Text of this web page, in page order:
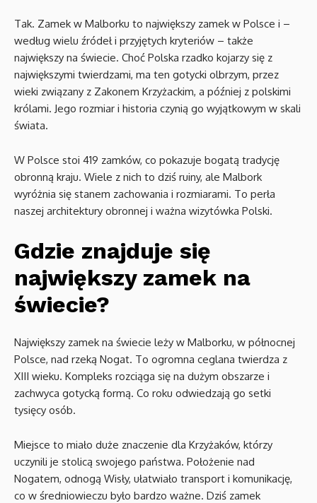
Tak. Zamek w Malborku to największy zamek w Polsce i –
według wielu źródeł i przyjętych kryteriów – także
największy na świecie. Choć Polska rzadko kojarzy się z
największymi twierdzami, ma ten gotycki olbrzym, przez
wieki związany z Zakonem Krzyżackim, a później z polskimi
królami. Jego rozmiar i historia czynią go wyjątkowym w skali
świata.
W Polsce stoi 419 zamków, co pokazuje bogatą tradycję
obronną kraju. Wiele z nich to dziś ruiny, ale Malbork
wyróżnia się stanem zachowania i rozmiarami. To perła
naszej architektury obronnej i ważna wizytówka Polski.
Gdzie znajduje się
największy zamek na
świecie?
Największy zamek na świecie leży w Malborku, w północnej
Polsce, nad rzeką Nogat. To ogromna ceglana twierdza z
XIII wieku. Kompleks rozciąga się na dużym obszarze i
zachwyca gotycką formą. Co roku odwiedzają go setki
tysięcy osób.
Miejsce to miało duże znaczenie dla Krzyżaków, którzy
uczynili je stolicą swojego państwa. Położenie nad
Nogatem, odnogą Wisły, ułatwiało transport i komunikację,
co w średniowieczu było bardzo ważne. Dziś zamek